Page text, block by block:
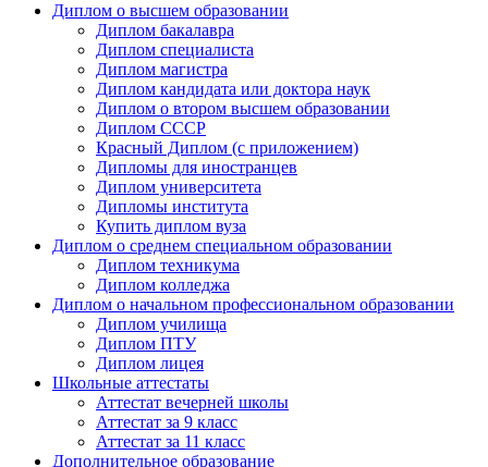
Диплом о высшем образовании
Диплом бакалавра
Диплом специалиста
Диплом магистра
Диплом кандидата или доктора наук
Диплом о втором высшем образовании
Диплом СССР
Красный Диплом (с приложением)
Дипломы для иностранцев
Диплом университета
Дипломы института
Купить диплом вуза
Диплом о среднем специальном образовании
Диплом техникума
Диплом колледжа
Диплом о начальном профессиональном oбразовании
Диплом училища
Диплом ПТУ
Диплом лицея
Школьные аттестаты
Аттестат вечерней школы
Аттестат за 9 класс
Аттестат за 11 класс
Дополнительное образование